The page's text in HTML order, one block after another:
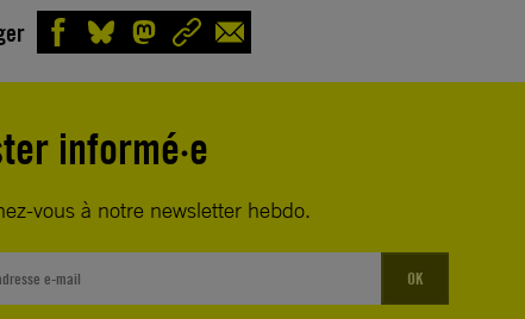
informé·e
vous à notre newsletter hebdo.
OK